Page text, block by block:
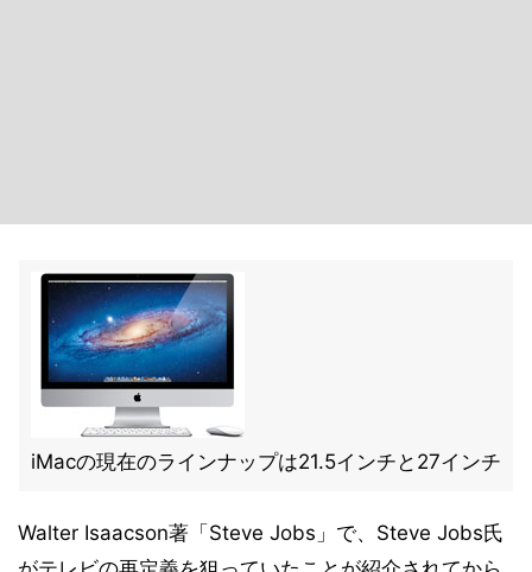
iMacの現在のラインナップは21.5インチと27インチ
Walter Isaacson著「Steve Jobs」で、Steve Jobs氏